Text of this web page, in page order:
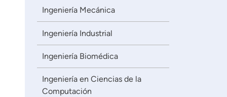
Ingeniería Mecánica
Ingeniería Industrial
Ingeniería Biomédica
Ingeniería en Ciencias de la
Computación